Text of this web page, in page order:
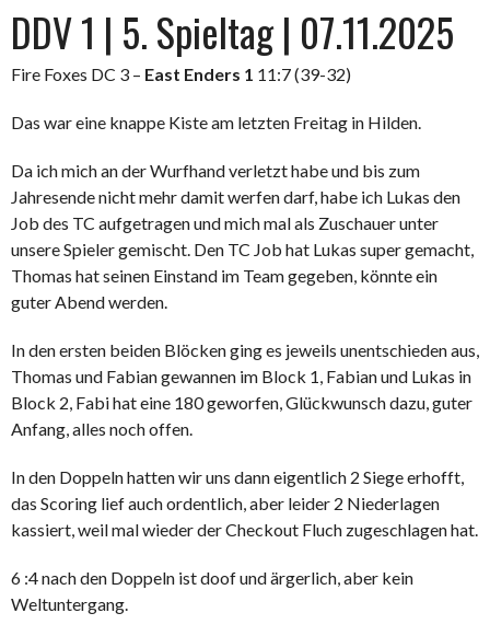
DDV 1 | 5. Spieltag | 07.11.2025
Fire Foxes DC 3 – East Enders 1 11:7 (39-32)
Das war eine knappe Kiste am letzten Freitag in Hilden.
Da ich mich an der Wurfhand verletzt habe und bis zum
Jahresende nicht mehr damit werfen darf, habe ich Lukas den
Job des TC aufgetragen und mich mal als Zuschauer unter
unsere Spieler gemischt. Den TC Job hat Lukas super gemacht,
Thomas hat seinen Einstand im Team gegeben, könnte ein
guter Abend werden.
In den ersten beiden Blöcken ging es jeweils unentschieden aus,
Thomas und Fabian gewannen im Block 1, Fabian und Lukas in
Block 2, Fabi hat eine 180 geworfen, Glückwunsch dazu, guter
Anfang, alles noch offen.
In den Doppeln hatten wir uns dann eigentlich 2 Siege erhofft,
das Scoring lief auch ordentlich, aber leider 2 Niederlagen
kassiert, weil mal wieder der Checkout Fluch zugeschlagen hat.
6 :4 nach den Doppeln ist doof und ärgerlich, aber kein
Weltuntergang.